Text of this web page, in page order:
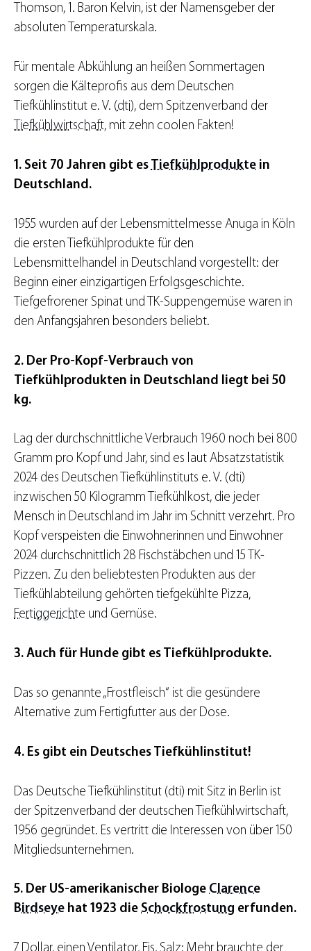
Thomson, 1. Baron Kelvin, ist der Namensgeber der
absoluten Temperaturskala.
Für mentale Abkühlung an heißen Sommertagen
sorgen die Kälteprofis aus dem Deutschen
Tiefkühlinstitut e. V. (dti), dem Spitzenverband der
Tiefkühlwirtschaft, mit zehn coolen Fakten!
1. Seit 70 Jahren gibt esTiefkühlprodukte in
Deutschland.
1955 wurden auf der Lebensmittelmesse Anuga in Köln
die ersten Tiefkühlprodukte für den
Lebensmittelhandel in Deutschland vorgestellt: der
Beginn einer einzigartigen Erfolgsgeschichte.
Tiefgefrorener Spinat und TK-Suppengemüse waren in
den Anfangsjahren besonders beliebt.
2. Der Pro-Kopf-Verbrauch von
Tiefkühlprodukten in Deutschland liegt bei 50
kg.
Lag der durchschnittliche Verbrauch 1960 noch bei 800
Gramm pro Kopf und Jahr, sind es laut Absatzstatistik
2024 des Deutschen Tiefkühlinstituts e. V. (dti)
inzwischen 50 Kilogramm Tiefkühlkost, die jeder
Mensch in Deutschland im Jahr im Schnitt verzehrt. Pro
Kopf verspeisten die Einwohnerinnen und Einwohner
2024 durchschnittlich 28 Fischstäbchen und 15 TK-
Pizzen. Zu den beliebtesten Produkten aus der
Tiefkühlabteilung gehörten tiefgekühlte Pizza,
Fertiggerichte und Gemüse.
3. Auch für Hunde gibt es Tiefkühlprodukte.
Das so genannte „Frostfleisch“ ist die gesündere
Alternative zum Fertigfutter aus der Dose.
4. Es gibt ein Deutsches Tiefkühlinstitut!
Das Deutsche Tiefkühlinstitut (dti) mit Sitz in Berlin ist
der Spitzenverband der deutschen Tiefkühlwirtschaft,
1956 gegründet. Es vertritt die Interessen von über 150
Mitgliedsunternehmen.
5. Der US-amerikanischer Biologe Clarence
Birdseye hat 1923 die Schockfrostung erfunden.